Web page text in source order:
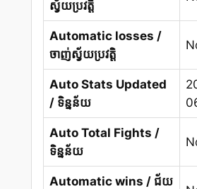
ស្វ័យប្រវត្តិ
Automatic losses /
ចាញ់ស្វ័យប្រវត្តិ
Auto Stats Updated
/ ទិន្នន័យ
Auto Total Fights /
ទិន្នន័យ
Automatic wins / ជ័យ